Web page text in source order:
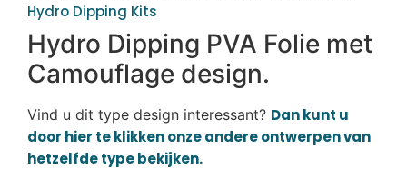
Hydro Dipping Kits
Hydro Dipping PVA Folie met
Camouflage design.
Vind u dit type design interessant? Dan kunt u
door hier te klikken onze andere ontwerpen van
hetzelfde type bekijken.